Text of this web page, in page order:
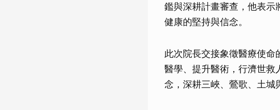
鑑與深耕計畫審查，他表示
健康的堅持與信念。
此次院長交接象徵醫療使
醫學、提升醫術，行濟世救
念，深耕三峽、鶯歌、土城